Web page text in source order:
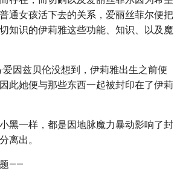
通女孩活下去的关系，爱丽丝菲尔便把
知识的伊莉雅这些功能、知识、以及魔
爱因兹贝伦没想到，伊莉雅出生之前便
此她便与那些东西一起被封印在了伊莉
黑一样，都是因地脉魔力暴动影响了封
离出。
——